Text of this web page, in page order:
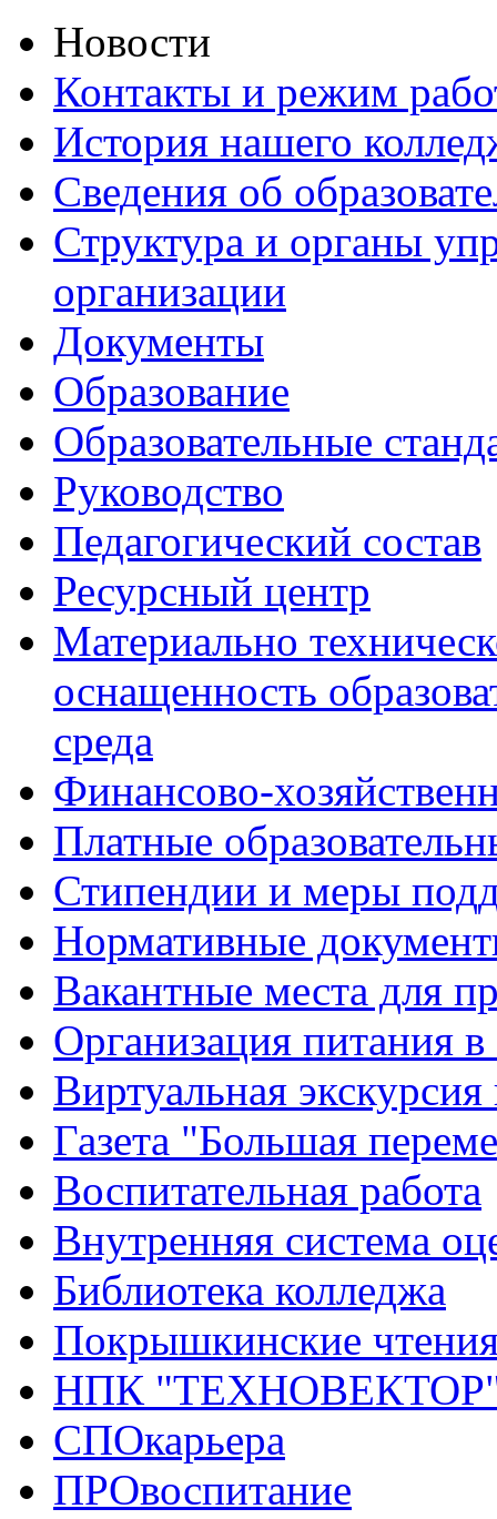
Новости
Контакты и режим
История нашего
Сведения об
Структура и органы
организации
Документы
Образование
Образовательные
Руководство
Педагогический состав
Ресурсный центр
Материально
оснащенность
среда
Финансово-
Платные
Стипендии и меры
Нормативные
Вакантные места для
Организация питания в
Виртуальная
Газета "Большая
Воспитательная работа
Внутренняя система
Библиотека колледжа
Покрышкинские
НПК
СПОкарьера
ПРОвоспитание